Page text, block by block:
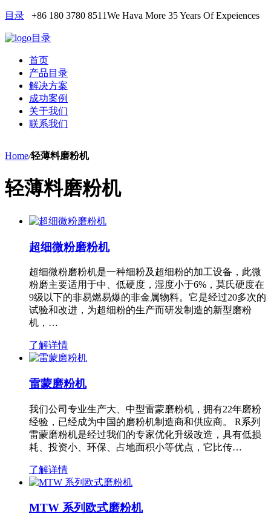
目录 +86 180 3780 8511We Hava More 35 Years Of Expeiences
目录
首页
产品目录
解决方案
成功案例
关于我们
联系我们
Home/轻薄料磨粉机
轻薄料磨粉机
超细微粉磨粉机
超细微粉磨粉机是一种细粉及超细粉的加工设备，此微
粉磨主要适用于中、低硬度，湿度小于6%，莫氏硬度在
9级以下的非易燃易爆的非金属物料。它是经过20多次的
试验和改进，为超细粉的生产而研发制造的新型磨粉
机，…
了解详情
雷蒙磨粉机
我们公司专业生产大、中型雷蒙磨粉机，拥有22年磨粉
经验，已经成为中国的磨粉机制造商和供应商。 R系列
雷蒙磨粉机是经过我们的专家优化升级改造，具有低损
耗、投资小、环保、占地面积小等优点，它比传…
了解详情
MTW 系列欧式磨粉机